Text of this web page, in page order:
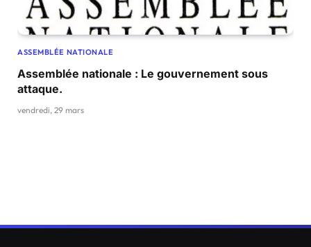
ASSEMBLÉE NATIONALE
Assemblée nationale : Le gouvernement sous
attaque.
vendredi, 29 mars